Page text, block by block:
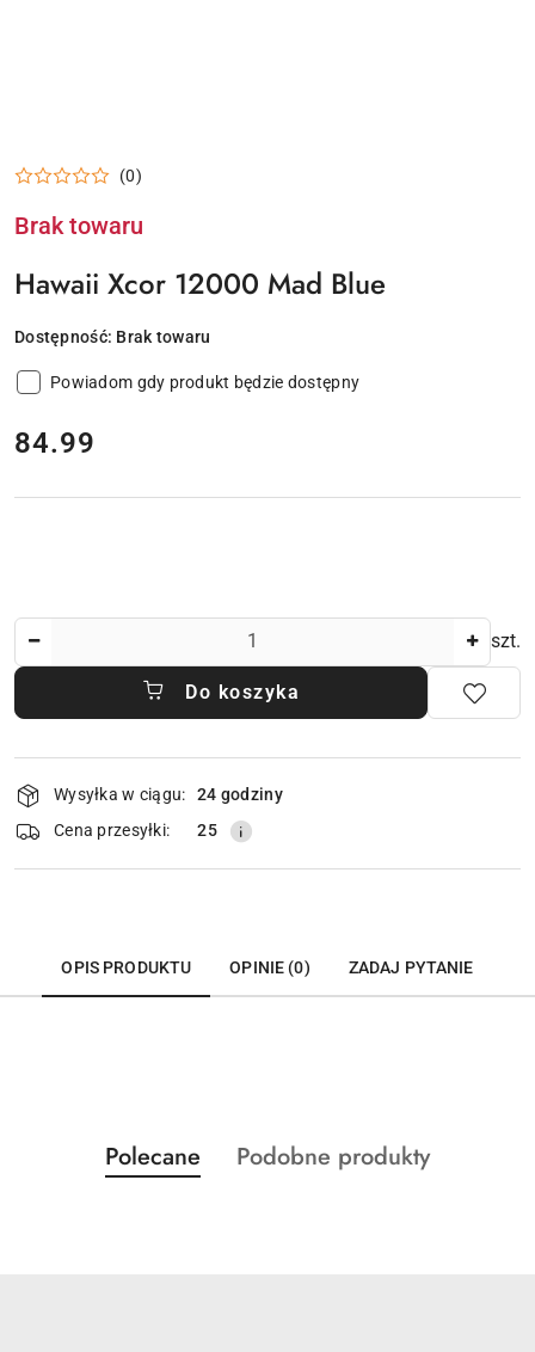
(0)
Brak towaru
Hawaii Xcor 12000 Mad Blue
Dostępność: Brak towaru
Powiadom gdy produkt będzie dostępny
cena:
84.99
szt.
Do koszyka
Dostępność
i
dostawa
Wysyłka w ciągu:
24 godziny
Cena przesyłki:
25
OPIS PRODUKTU OPINIE (0) ZADAJ PYTANIE
Pomiń karuzelę produktów
Produkty
o
Polecane
Produkty
Podobne produkty